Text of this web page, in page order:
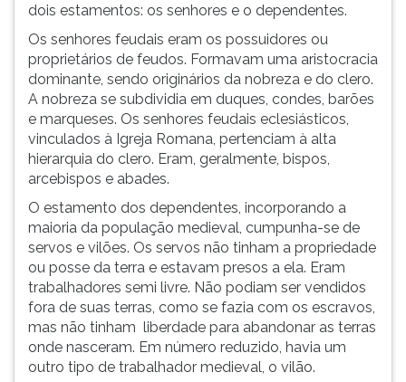
dois estamentos: os senhores e o dependentes.
Os senhores feudais eram os possuidores ou
proprietários de feudos. Formavam uma aristocracia
dominante, sendo originários da nobreza e do clero.
A nobreza se subdividia em duques, condes, barões
e marqueses. Os senhores feudais eclesiásticos,
vinculados à Igreja Romana, pertenciam à alta
hierarquia do clero. Eram, geralmente, bispos,
arcebispos e abades.
O estamento dos dependentes, incorporando a
maioria da população medieval, cumpunha-se de
servos e vilões. Os servos não tinham a propriedade
ou posse da terra e estavam presos a ela. Eram
trabalhadores semi livre. Não podiam ser vendidos
fora de suas terras, como se fazia com os escravos,
mas não tinham liberdade para abandonar as terras
onde nasceram. Em número reduzido, havia um
outro tipo de trabalhador medieval, o vilão.